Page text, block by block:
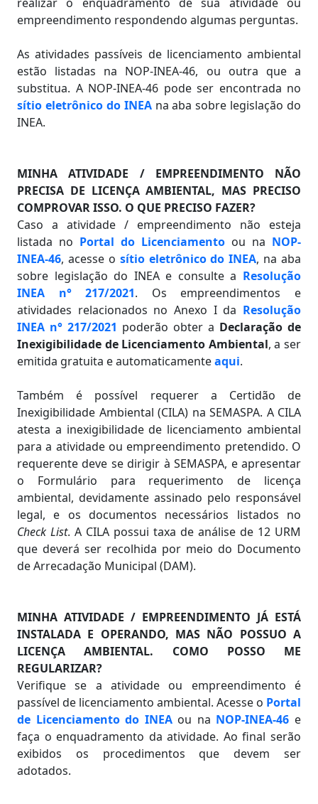
empreendimento respondendo algumas perguntas.
As atividades passíveis de licenciamento ambiental
estão listadas na NOP-INEA-46, ou outra que a
substitua. A NOP-INEA-46 pode ser encontrada no
sítio eletrônico do INEAna aba sobre legislação do
INEA.
MINHA ATIVIDADE / EMPREENDIMENTO NÃO
PRECISA DE LICENÇA AMBIENTAL, MAS PRECISO
COMPROVAR ISSO. O QUE PRECISO FAZER?
Caso a atividade / empreendimento não esteja
listada no Portal do Licenciamento ou na NOP-
INEA-46, acesse o sítio eletrônico do INEA, na aba
sobre legislação do INEA e consulte a Resolução
INEA n° 217/2021. Os empreendimentos e
atividades relacionados no Anexo I da Resolução
INEA n° 217/2021 poderão obter a Declaração de
Inexigibilidade de Licenciamento Ambiental, a ser
emitida gratuita e automaticamenteaqui.
Também é possível requerer a Certidão de
Inexigibilidade Ambiental (CILA) na SEMASPA. A CILA
atesta a inexigibilidade de licenciamento ambiental
para a atividade ou empreendimento pretendido. O
requerente deve se dirigir à SEMASPA, e apresentar
o Formulário para requerimento de licença
ambiental, devidamente assinado pelo responsável
legal, e os documentos necessários listados no
Check List. A CILA possui taxa de análise de 12 URM
que deverá ser recolhida por meio do Documento
de Arrecadação Municipal (DAM).
MINHA ATIVIDADE / EMPREENDIMENTO JÁ ESTÁ
INSTALADA E OPERANDO, MAS NÃO POSSUO A
LICENÇA AMBIENTAL. COMO POSSO ME
REGULARIZAR?
Verifique se a atividade ou empreendimento é
passível de licenciamento ambiental. Acesse o Portal
de Licenciamento do INEAou na NOP-INEA-46 e
faça o enquadramento da atividade. Ao final serão
exibidos os procedimentos que devem ser
adotados.